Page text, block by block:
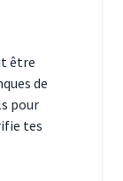
être
de
pour
tes